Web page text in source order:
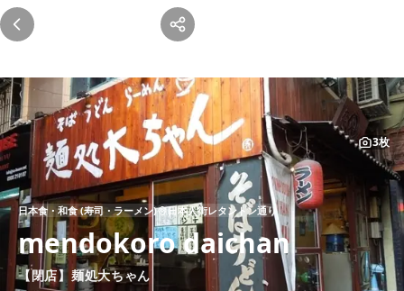
麺処大ちゃん は閉店しました
この店舗は現在営業していません。以下の代わりのお店をご覧くださ
3枚
日本食・和食 (寿司・ラーメン) 日本人街レタントン通り
mendokoro daichan
【閉店】麺処大ちゃん